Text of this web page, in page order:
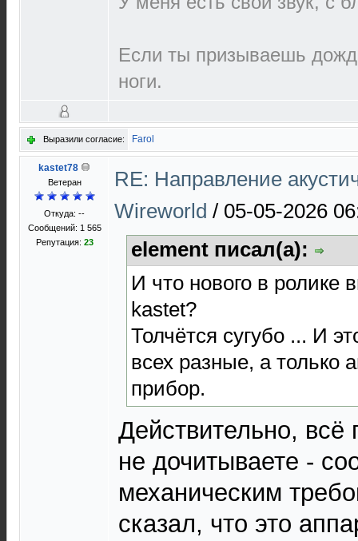
Если ты призываешь
ноги.
Выразили согласие: Farol
kastet78
Ветеран
Откуда: --
Сообщений: 1 565
Репутация: 23
RE: Направление
Wireworld / 05-05-2026
element писал(а):
И что нового в
kastet?
Толчётся сугубо ... И
всех разные, а только
прибор.
Действительно, всё
не дочитываете -
механическим
сказал, что это